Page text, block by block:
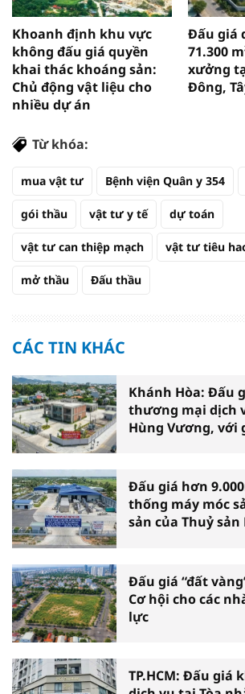
Khoanh định khu vực
không đấu giá quyền
khai thác khoáng sản:
Chủ động vật liệu cho
nhiều dự án
Đấu giá
71.300
xưởng
Đông,
Từ khóa:
mua vật tư Bệnh viện Quân y 354
gói thầu vật tư y tế dự toán
vật tư can thiệp mạch vật tư tiêu
mở thầu Đấu thầu
CÁC TIN KHÁC
Khánh Hòa: Đấu
thương mại dịch
Hùng Vương, với
Đấu giá hơn
thống máy móc
sản của Thuỷ
Đấu giá “đất
Cơ hội cho các
lực
TP.HCM: Đấu giá